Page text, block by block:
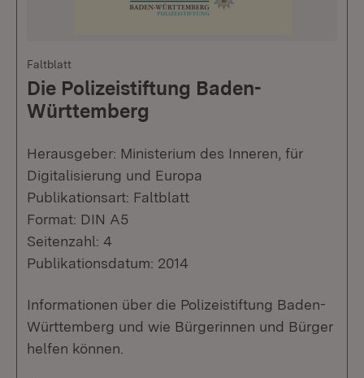
Faltblatt
Die Polizeistiftung Baden-
Württemberg
Herausgeber: Ministerium des Inneren, für
Digitalisierung und Europa
Publikationsart: Faltblatt
Format: DIN A5
Seitenzahl: 4
Publikationsdatum: 2014
Informationen über die Polizeistiftung Baden-
Württemberg und wie Bürgerinnen und Bürger
helfen können.